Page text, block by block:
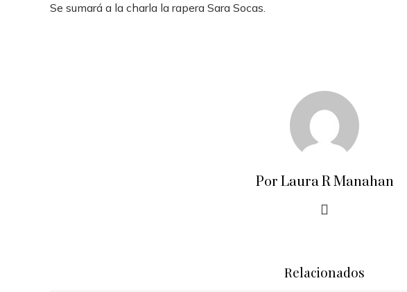
Se sumará a la charla la rapera Sara Socas.
Por Laura R Manahan
Relacionados